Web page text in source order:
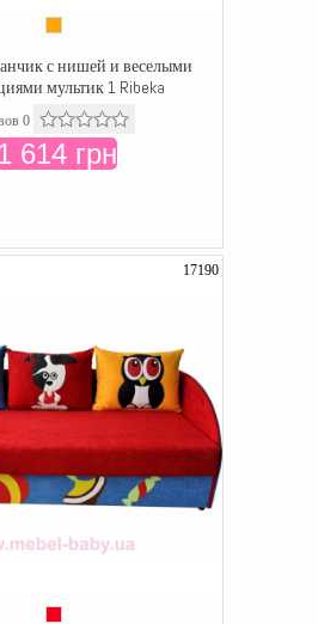
с нишей и веселыми
мультик 1 Ribeka
0
614 грн
17190